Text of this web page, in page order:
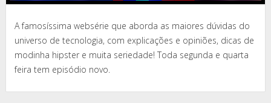
A famosíssima websérie que aborda as maiores dúvidas do
universo de tecnologia, com explicações e opiniões, dicas de
modinha hipster e muita seriedade! Toda segunda e quarta
feira tem episódio novo.